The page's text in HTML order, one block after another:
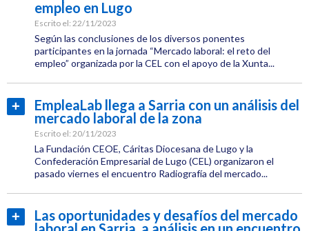
Etiquetas:
Infraestructuras
empleo en Lugo
Escrito el: 22/11/2023
Según las conclusiones de los diversos ponentes
participantes en la jornada “Mercado laboral: el reto del
empleo” organizada por la CEL con el apoyo de la Xunta...
Empleo
Etiquetas:
CEL
Jornadas
Empleo
EmpleaLab llega a Sarria con un análisis del
mercado laboral de la zona
Escrito el: 20/11/2023
La Fundación CEOE, Cáritas Diocesana de Lugo y la
Confederación Empresarial de Lugo (CEL) organizaron el
pasado viernes el encuentro Radiografía del mercado...
Leer
más...
CEL
Institucional
Las oportunidades y desafíos del mercado
más...